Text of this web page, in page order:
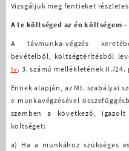
Vizsgáljuk meg fentieket
A te költséged az én költségem
A távmunka-végzés
bevételből, költségtérítésből
tv. 3. számú mellékletének II./
Ennek alapján, az Mt. szabályai
e munkavégzésével
szemben a következő,
költséget:
a) Ha a munkához szükséges